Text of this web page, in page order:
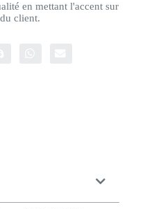
en mettant l'accent sur
client.